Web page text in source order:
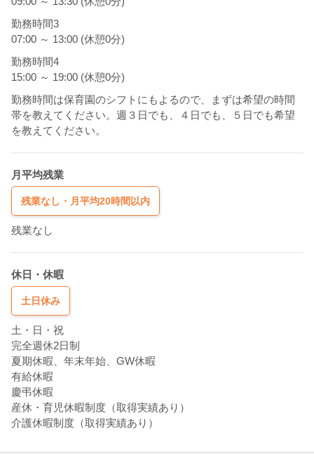
勤務時間3
07:00 ～ 13:00 (休憩0分)
勤務時間4
15:00 ～ 19:00 (休憩0分)
勤務時間は保育園のシフトにもよるので、まずは希望の時間
帯を教えてください。週３日でも、４日でも、５日でも希望
を教えてください。
月平均残業
残業なし・月平均20時間以内
残業なし
休日・休暇
土日休み
土・日・祝
完全週休2日制
夏期休暇、年末年始、GW休暇
有給休暇
慶弔休暇
産休・育児休暇制度（取得実績あり）
介護休暇制度（取得実績あり）